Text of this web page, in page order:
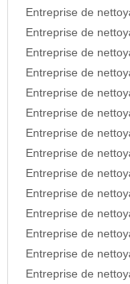
Entreprise de
Entreprise de
Entreprise de
Entreprise de
Entreprise de
Entreprise de
Entreprise de
Entreprise de
Entreprise de
Entreprise de
Entreprise de
Entreprise de
Entreprise de
Entreprise de